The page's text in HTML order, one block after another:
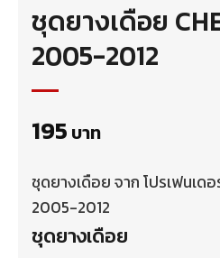
ชุดยางเดือย
2005-2012
195 บาท
ชุดยางเดือย จาก โปรเฟนเด
2005-2012
ชุดยางเดือย